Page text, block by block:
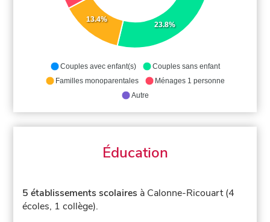
23.8%
13.4%
Couples avec enfant(s)
Couples sans enfant
Familles monoparentales
Ménages 1 personne
Autre
Éducation
5 établissements scolaires à Calonne-Ricouart (4
écoles, 1 collège).